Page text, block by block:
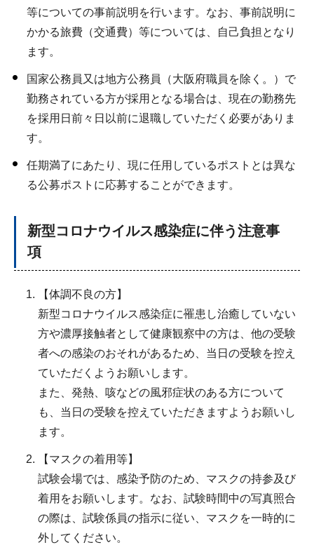
等についての事前説明を行います。なお、事前説明に
かかる旅費（交通費）等については、自己負担となり
ます。
国家公務員又は地方公務員（大阪府職員を除く。）で
勤務されている方が採用となる場合は、現在の勤務先
を採用日前々日以前に退職していただく必要がありま
す。
任期満了にあたり、現に任用しているポストとは異な
る公募ポストに応募することができます。
新型コロナウイルス感染症に伴う注意事
項
【体調不良の方】
新型コロナウイルス感染症に罹患し治癒していない
方や濃厚接触者として健康観察中の方は、他の受験
者への感染のおそれがあるため、当日の受験を控え
ていただくようお願いします。
また、発熱、咳などの風邪症状のある方について
も、当日の受験を控えていただきますようお願いし
ます。
【マスクの着用等】
試験会場では、感染予防のため、マスクの持参及び
着用をお願いします。なお、試験時間中の写真照合
の際は、試験係員の指示に従い、マスクを一時的に
外してください。